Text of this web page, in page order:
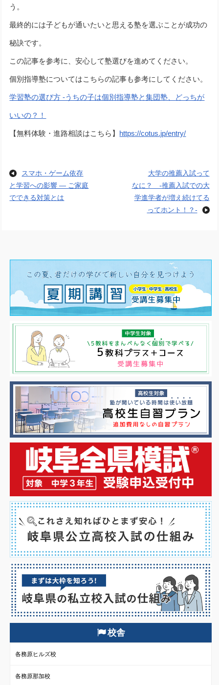
う。
最終的には子どもが通いたいと思える塾を選ぶことが成功の
秘訣です。
この記事を参考に、安心して塾選びを進めてください。
個別指導塾についてはこちらの記事も参考にしてください。
学習塾の選び方 -うちの子は個別指導塾と集団塾、どっちが
いいの？！
【無料体験・進路相談はこちら】 https://cotus.jp/entry/
スマホ・ゲーム依存
と学習への影響 ― ご家庭
でできる対策とは
大学の推薦入試って
なに？ -推薦入試での大
学進学者が増え続けてる
ってホント！？-
校舎
各務原ヒルズ校
各務原那加校